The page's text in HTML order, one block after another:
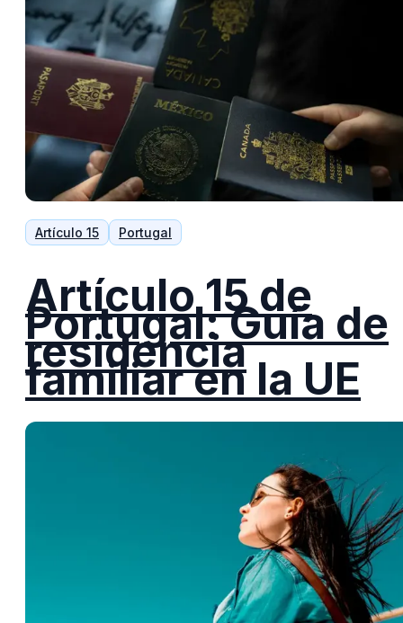
Artículo 15 Portugal
Artículo 15 de
Portugal: Guía de
residencia
familiar en la UE